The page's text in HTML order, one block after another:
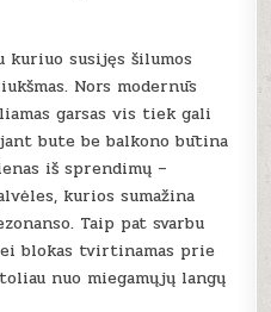
kuriuo susijęs šilumos
Nors modernūs
garsas vis tiek gali
bute be balkono būtina
iš sprendimų –
kurios sumažina
Taip pat svarbu
blokas tvirtinamas prie
nuo miegamųjų langų